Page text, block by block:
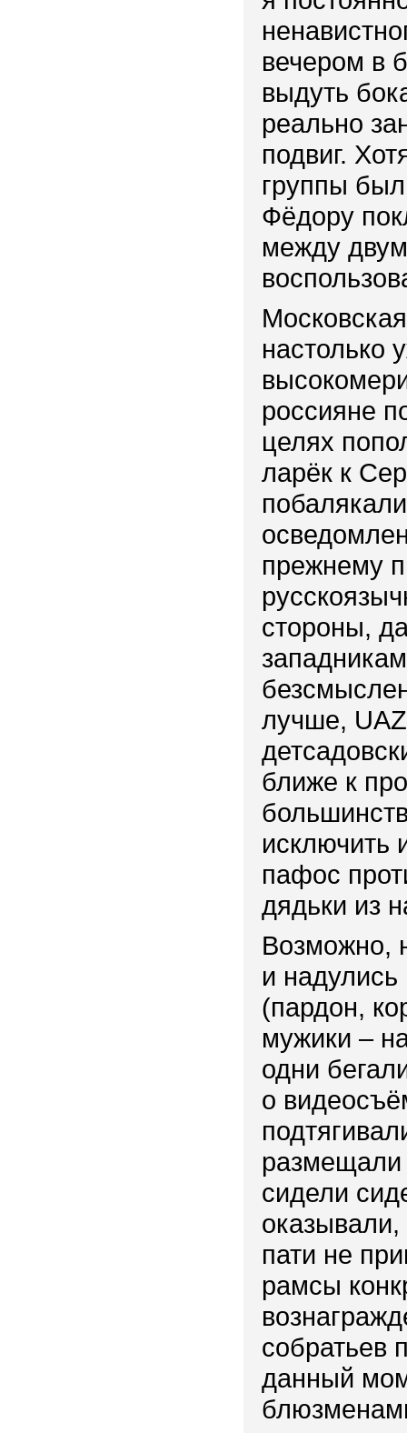
вечером в
выдуть
реально
подвиг.
группы
Фёдору
между
настолько
россияне
целях
ларёк к
прежнему
стороны,
лучше,
ближе к
исключить
пафос
дядьки из
Возможно,
и надулись
(пардон,
мужики –
одни
о
размещали
сидели
оказывали,
пати не
рамсы
собратьев
данный